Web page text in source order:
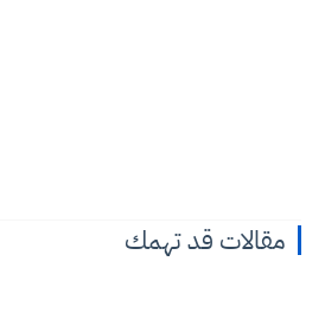
مقالات قد تهمك